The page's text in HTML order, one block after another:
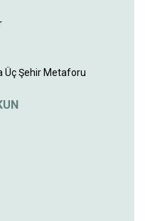
Üç Şehir Metaforu